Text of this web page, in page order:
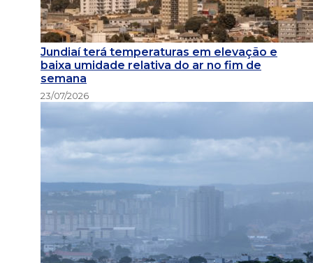
Jundiaí terá temperaturas em elevação e
baixa umidade relativa do ar no fim de
semana
23/07/2026